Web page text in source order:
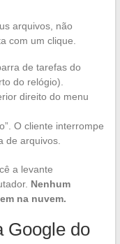
arquivos, não
com um clique.
de tarefas do
do relógio).
direito do menu
O cliente interrompe
de arquivos.
a levante
Nenhum
na nuvem.
Google do